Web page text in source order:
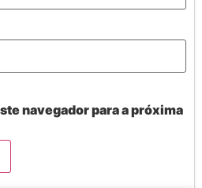
navegador para a próxima